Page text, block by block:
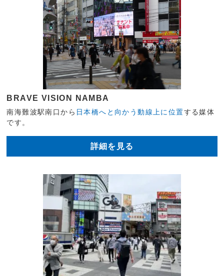
BRAVE VISION NAMBA
南海難波駅南口から 日本橋へと向かう動線上に位置する媒体
です。
詳細を見る